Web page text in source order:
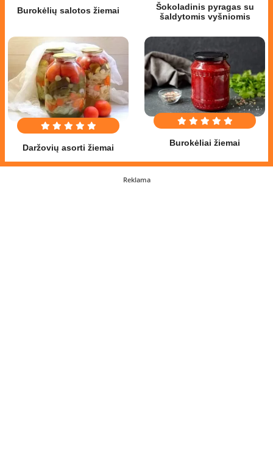
Burokėlių salotos žiemai
Šokoladinis pyragas su
šaldytomis vyšniomis
Daržovių asorti žiemai Burokėliai žiemai
Reklama